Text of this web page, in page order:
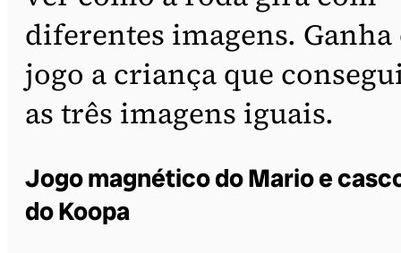
diferentes imagens. Ganha
jogo a criança que
as três imagens iguais.
Jogo magnético do Mario e
do Koopa